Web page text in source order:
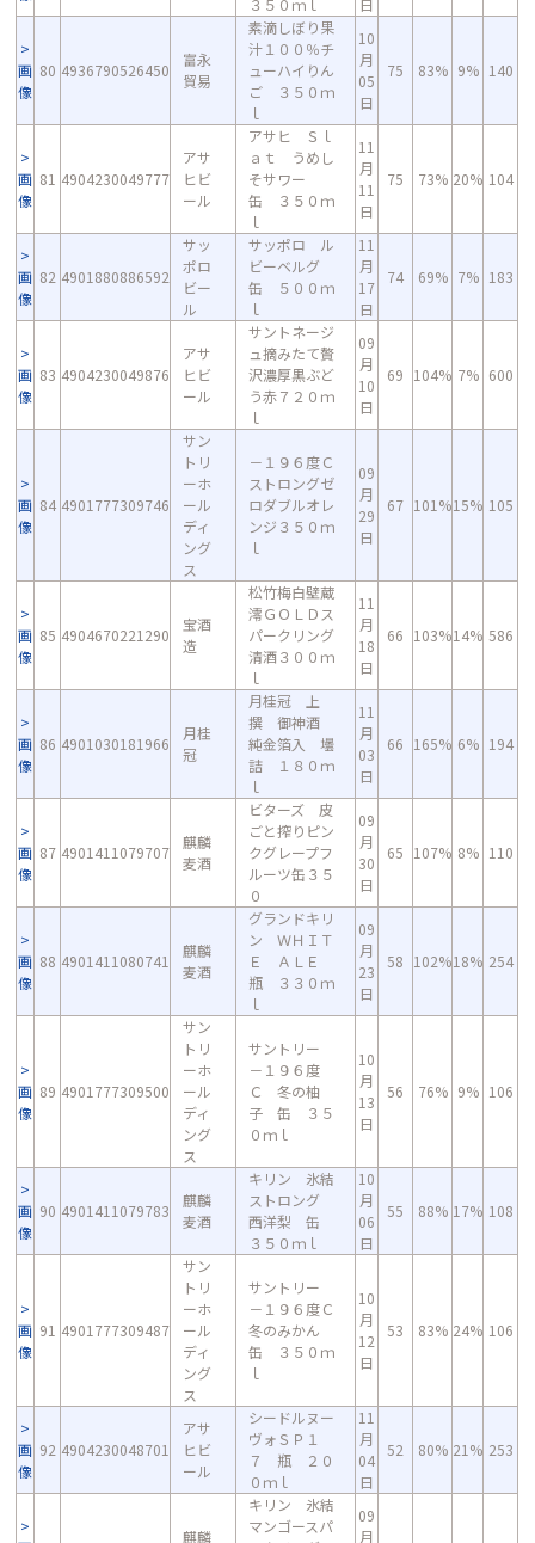
３５０ｍｌ
日
画
像
80 4936790526450
富永
貿易
素滴しぼり果
汁１００％チ
ューハイりん
ご ３５０ｍ
ｌ
10
月
05
日
75 83% 9% 140
画
像
81 4904230049777
アサ
ヒビ
ール
アサヒ Ｓｌ
ａｔ うめし
そサワー
缶 ３５０ｍ
ｌ
11
月
11
日
75 73% 20% 104
画
像
82 4901880886592
サッ
ポロ
ビー
ル
サッポロ ル
ビーベルグ
缶 ５００ｍ
ｌ
11
月
17
日
74 69% 7% 183
画
像
83 4904230049876
アサ
ヒビ
ール
サントネージ
ュ摘みたて贅
沢濃厚黒ぶど
う赤７２０ｍ
ｌ
09
月
10
日
69 104% 7% 600
画
像
84 4901777309746
サン
トリ
ーホ
ール
ディ
ング
ス
－１９６度Ｃ
ストロングゼ
ロダブルオレ
ンジ３５０ｍ
ｌ
09
月
29
日
67 101%15% 105
画
像
85 4904670221290
宝酒
造
松竹梅白壁蔵
澪ＧＯＬＤス
パークリング
清酒３００ｍ
ｌ
11
月
18
日
66 103%14% 586
画
像
86 4901030181966
月桂
冠
月桂冠 上
撰 御神酒
純金箔入 壜
詰 １８０ｍ
ｌ
11
月
03
日
66 165% 6% 194
画
像
87 4901411079707
麒麟
麦酒
ビターズ 皮
ごと搾りピン
クグレープフ
ルーツ缶３５
０
09
月
30
日
65 107% 8% 110
画
像
88 4901411080741
麒麟
麦酒
グランドキリ
ン ＷＨＩＴ
Ｅ ＡＬＥ
瓶 ３３０ｍ
ｌ
09
月
23
日
58 102%18% 254
画
像
89 4901777309500
サン
トリ
ーホ
ール
ディ
ング
ス
サントリー
－１９６度
Ｃ 冬の柚
子 缶 ３５
０ｍｌ
10
月
13
日
56 76% 9% 106
画
像
90 4901411079783
麒麟
麦酒
キリン 氷結
ストロング
西洋梨 缶
３５０ｍｌ
10
月
06
日
55 88% 17% 108
画
像
91 4901777309487
サン
トリ
ーホ
ール
ディ
ング
ス
サントリー
－１９６度Ｃ
冬のみかん
缶 ３５０ｍ
ｌ
10
月
12
日
53 83% 24% 106
画
像
92 4904230048701
アサ
ヒビ
ール
シードルヌー
ヴォＳＰ１
７ 瓶 ２０
０ｍｌ
11
月
04
日
52 80% 21% 253
麒麟
キリン 氷結
マンゴースパ
09
月